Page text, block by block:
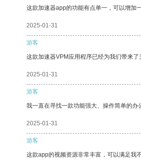
这款加速器app的功能有点单一，可以增加
2025-01-31
游客
这款加速器VPM应用程序已经为我们带来了
2025-01-31
游客
我一直在寻找一款功能强大、操作简单的办
2025-01-31
游客
这款app的视频资源非常丰富，可以满足我